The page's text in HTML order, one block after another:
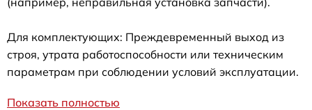
Для комплектующих: Преждевременный выход из
строя, утрата работоспособности или техническим
параметрам при соблюдении условий эксплуатации.
Показать полностью